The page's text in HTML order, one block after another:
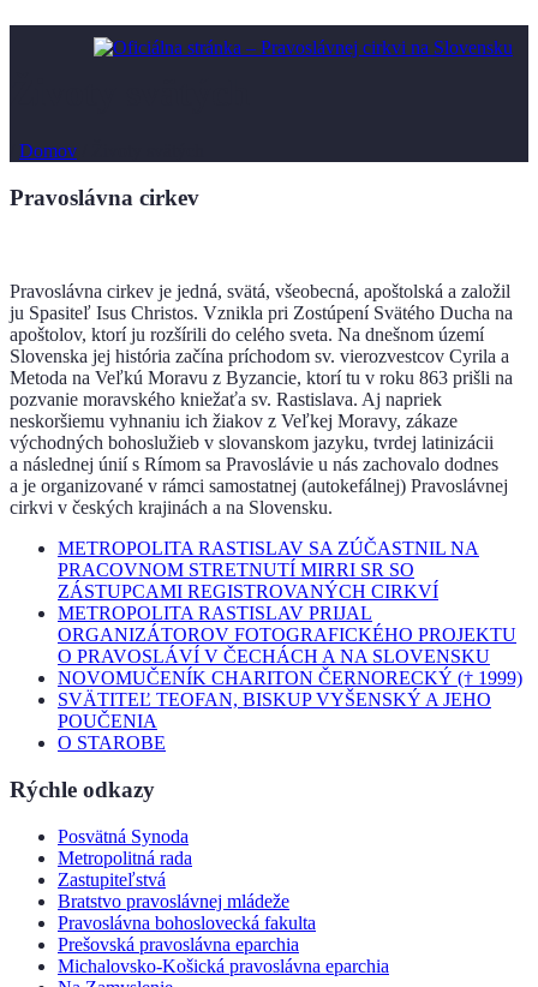
Domov
Pravoslávna cirkev
Pravoslávna cirkev je jedná, svätá, všeobecná, apoštolská a založil
ju Spasiteľ Isus Christos. Vznikla pri Zostúpení Svätého Ducha na
apoštolov, ktorí ju rozšírili do celého sveta. Na dnešnom území
Slovenska jej história začína príchodom sv. vierozvestcov Cyrila a
Metoda na Veľkú Moravu z Byzancie, ktorí tu v roku 863 prišli na
pozvanie moravského kniežaťa sv. Rastislava. Aj napriek
neskoršiemu vyhnaniu ich žiakov z Veľkej Moravy, zákaze
východných bohoslužieb v slovanskom jazyku, tvrdej latinizácii
a následnej únií s Rímom sa Pravoslávie u nás zachovalo dodnes
a je organizované v rámci samostatnej (autokefálnej) Pravoslávnej
cirkvi v českých krajinách a na Slovensku.
METROPOLITA RASTISLAV SA ZÚČASTNIL NA
PRACOVNOM STRETNUTÍ MIRRI SR SO
ZÁSTUPCAMI REGISTROVANÝCH CIRKVÍ
METROPOLITA RASTISLAV PRIJAL
ORGANIZÁTOROV FOTOGRAFICKÉHO PROJEKTU
O PRAVOSLÁVÍ V ČECHÁCH A NA SLOVENSKU
NOVOMUČENÍK CHARITON ČERNORECKÝ († 1999)
SVÄTITEĽ TEOFAN, BISKUP VYŠENSKÝ A JEHO
POUČENIA
O STAROBE
Rýchle odkazy
Posvätná Synoda
Metropolitná rada
Zastupiteľstvá
Bratstvo pravoslávnej mládeže
Pravoslávna bohoslovecká fakulta
Prešovská pravoslávna eparchia
Michalovsko-Košická pravoslávna eparchia